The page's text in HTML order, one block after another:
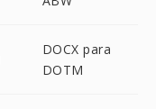
DOCX para
DOTM